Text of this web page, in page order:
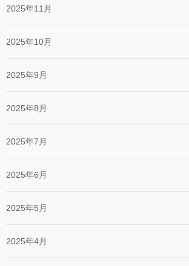
2025年11月
2025年10月
2025年9月
2025年8月
2025年7月
2025年6月
2025年5月
2025年4月